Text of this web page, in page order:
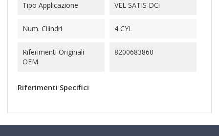
Tipo Applicazione VEL SATIS DCi
Num. Cilindri 4 CYL
Riferimenti Originali
OEM
8200683860
Riferimenti Specifici